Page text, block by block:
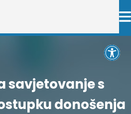
savjetovanje s
donošenja